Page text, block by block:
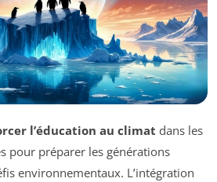
l’éducation au climat dans les
pour préparer les générations
environnementaux. L’intégration